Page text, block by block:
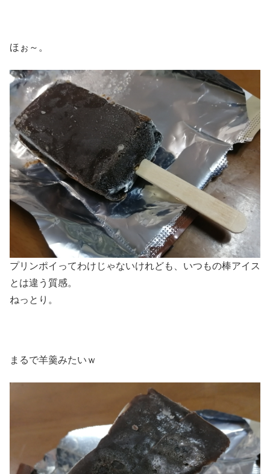
ほぉ～。
プリンポイってわけじゃないけれども、いつもの棒アイス
とは違う質感。
ねっとり。
まるで羊羹みたいｗ